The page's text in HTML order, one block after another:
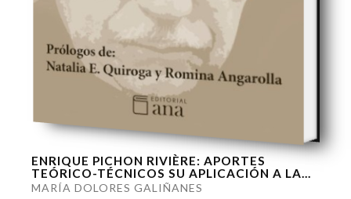
ENRIQUE PICHON RIVIÈRE: APORTES
TEÓRICO-TÉCNICOS SU APLICACIÓN A LA...
MARÍA DOLORES GALIÑANES